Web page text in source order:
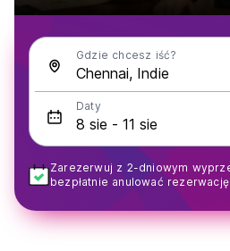
Gdzie chcesz iść?
Daty
Zarezerwuj z 2-dniowym
bezpłatnie anulować